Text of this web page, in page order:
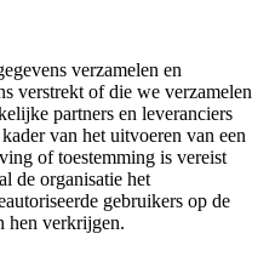
verzamelen en
verstrekt of die we verzamelen
partners en leveranciers
van het uitvoeren van een
of toestemming is vereist
de organisatie het
gebruikers op de
hen verkrijgen.